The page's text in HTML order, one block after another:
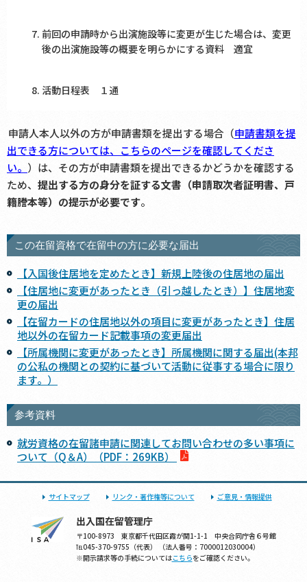
前回の申請時から出演施設等に変更が生じた場合は、変更
後の出演施設等の概要を明らかにする資料 適宜
活動日程表 １通
申請人本人以外の方が申請書類を提出する場合（申請書類を提
出できる方については、こちらのページを確認してくださ
い。 ）は、その方が申請書類を提出できるかどうかを確認する
ため、 提出する方の身分を証する文書（申請取次者証明書、戸
籍謄本等）の提示が必要です。
この在留資格で在留中の方に必要な届出
【入国後住居地を定めたとき】新規上陸後の住居地の届出
【住居地に変更があったとき（引っ越したとき）】住居地変
更の届出
【在留カードの住居地以外の項目に変更があったとき】住居
地以外の在留カード記載事項の変更届出
【所属機関に変更があったとき】所属機関に関する届出(本邦
の公私の機関との契約に基づいて活動に従事する場合に限り
ます。）
参考資料
就労資格の在留諸申請に関連してお問い合わせの多い事項に
ついて（Q＆A）（PDF：269KB）
サイトマップ リンク・著作権等について ご意見・情報提供
出入国在留管理庁
〒100-8973 東京都千代田区霞が関1-1-1 中央合同庁舎６号館
℡045-370-9755（代表） （法人番号：7000012030004）
※開示請求等の手続についてはこちらをご確認ください。